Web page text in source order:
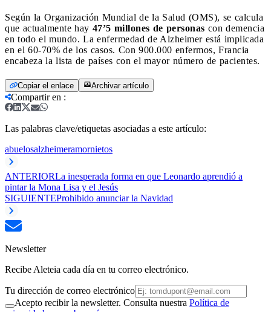
Según la Organización Mundial de la Salud (OMS), se calcula
que actualmente hay 47’5 millones de personas con demencia
en todo el mundo. La enfermedad de Alzheimer está implicada
en el 60-70% de los casos. Con 900.000 enfermos, Francia
encabeza la lista de países con el mayor número de pacientes.
Copiar el enlace Archivar artículo
Compartir en :
Las palabras clave/etiquetas asociadas a este artículo:
abuelosalzheimeramornietos
ANTERIORLa inesperada forma en que Leonardo aprendió a
pintar la Mona Lisa y el Jesús
SIGUIENTEProhibido anunciar la Navidad
Newsletter
Recibe Aleteia cada día en tu correo electrónico.
Tu dirección de correo electrónico
Acepto recibir la newsletter. Consulta nuestra Política de